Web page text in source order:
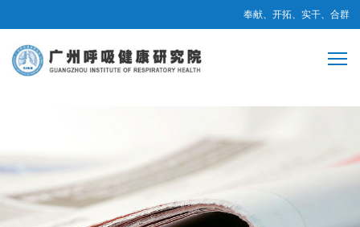
奉献、开拓、实干、合群